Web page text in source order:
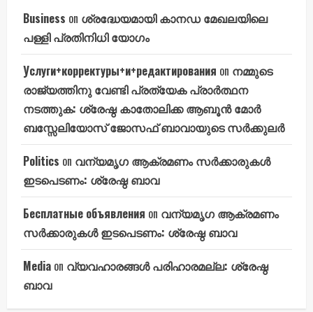
Business on ശ്രദ്ധേയമായി കാനഡ മേഖലയിലെ
പള്ളി പ്രതിനിധി യോഗം
Услуги+корректуры+и+редактирования on നമ്മുടെ
രാജ്യത്തിനു വേണ്ടി പ്രത്യേക പ്രാർത്ഥന
നടത്തുക: ശ്രേഷ്ഠ കാതോലിക്ക ആബൂൻ മോർ
ബസ്സേലിയോസ് ജോസഫ് ബാവായുടെ സർക്കുലർ
Politics on വന്യമൃഗ ആക്രമണം സർക്കാരുകൾ
ഇടപെടണം: ശ്രേഷ്ഠ ബാവ
Бесплатные объявления on വന്യമൃഗ ആക്രമണം
സർക്കാരുകൾ ഇടപെടണം: ശ്രേഷ്ഠ ബാവ
Media on വ്യവഹാരങ്ങൾ പരിഹാരമല്ല: ശ്രേഷ്ഠ
ബാവ